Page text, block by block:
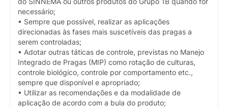
do SINNEMA ou outros produtos do Grupo 1B quando for
necessário;
• Sempre que possível, realizar as aplicações
direcionadas às fases mais suscetíveis das pragas a
serem controladas;
• Adotar outras táticas de controle, previstas no Manejo
Integrado de Pragas (MIP) como rotação de culturas,
controle biológico, controle por comportamento etc.,
sempre que disponível e apropriado;
• Utilizar as recomendações e da modalidade de
aplicação de acordo com a bula do produto;